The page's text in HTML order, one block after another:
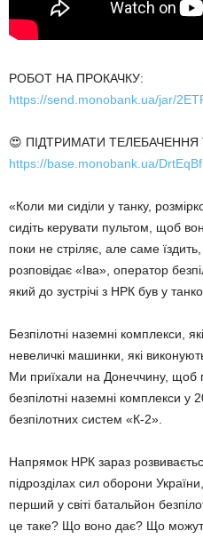
РОБОТ НА ПРОКАЧКУ:
https://send.monobank.ua/jar/
😍 ПІДТРИМАТИ
https://base.monobank.ua/
«Коли ми сиділи у танку,
сидіть керувати пультом, щоб
поки не стріляє, але саме
розповідає «Іва», оператор
який до зустрічі з НРК був у
Безпілотні наземні комплекси,
невеличкі машинки, які виконують
Ми приїхали на Донеччину, щоб
безпілотні наземні комплекси
безпілотних систем «К-2».
Напрямок НРК зараз
підрозділах сил оборони
перший у світі батальйон
це таке? Що воно дає? Що